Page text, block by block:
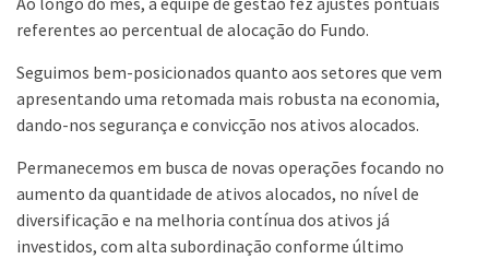
referentes ao percentual de alocação do Fundo.
Seguimos bem-posicionados quanto aos setores que vem
apresentando uma retomada mais robusta na economia,
dando-nos segurança e convicção nos ativos alocados.
Permanecemos em busca de novas operações focando no
aumento da quantidade de ativos alocados, no nível de
diversificação e na melhoria contínua dos ativos já
investidos, com alta subordinação conforme último